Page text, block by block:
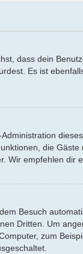
dass dein
Es ist
die
Wir empfehlen dir
Besuch
Dritten. Um
zum